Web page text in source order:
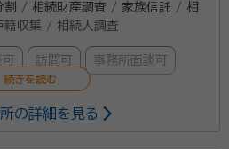
割 / 相続財産調査 / 家族信託 / 相
収集 / 相続人調査
訪問可 事務所面談可
の詳細を見る